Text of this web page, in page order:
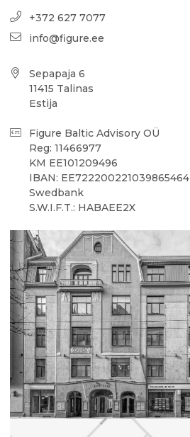
+372 627 7077
info@figure.ee
Sepapaja 6
11415 Talinas
Estija
Figure Baltic Advisory OÜ
Reg: 11466977
KM EE101209496
IBAN: EE722200221039865464
Swedbank
S.W.I.F.T.: HABAEE2X